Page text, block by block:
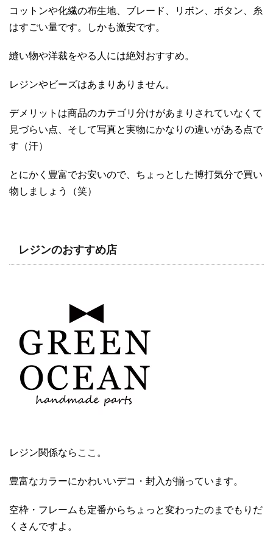
コットンや化繊の布生地、ブレード、リボン、ボタン、糸
はすごい量です。しかも激安です。
縫い物や洋裁をやる人には絶対おすすめ。
レジンやビーズはあまりありません。
デメリットは商品のカテゴリ分けがあまりされていなくて
見づらい点、そして写真と実物にかなりの違いがある点で
す（汗）
とにかく豊富でお安いので、ちょっとした博打気分で買い
物しましょう（笑）
レジンのおすすめ店
レジン関係ならここ。
豊富なカラーにかわいいデコ・封入が揃っています。
空枠・フレームも定番からちょっと変わったのまでもりだ
くさんですよ。